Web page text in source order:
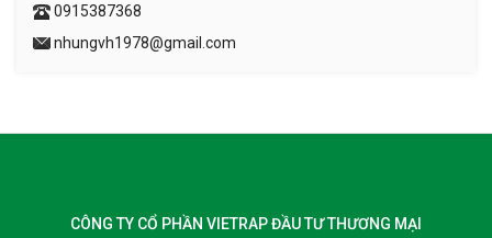
0915387368
nhungvh1978@gmail.com
CÔNG TY CỔ PHẦN VIETRAP ĐẦU TƯ THƯƠNG MẠI